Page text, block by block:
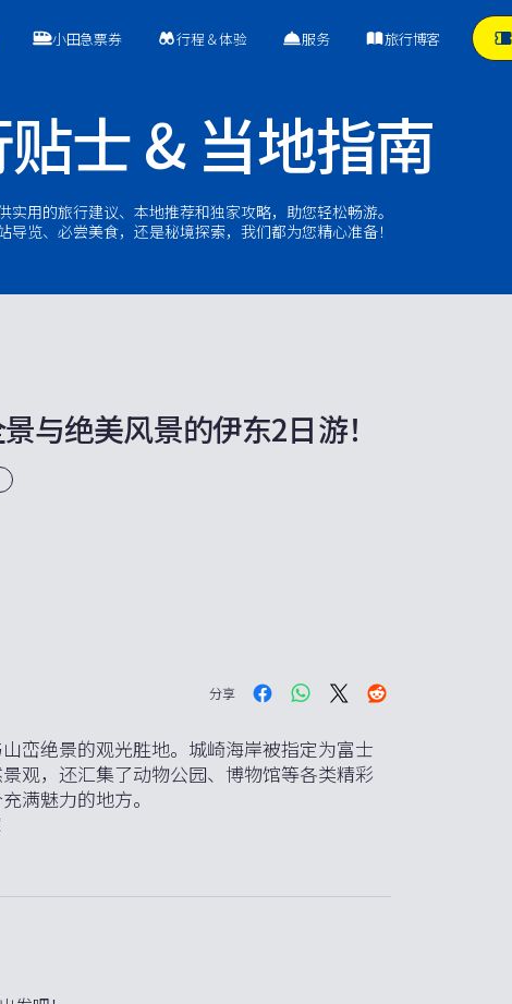
小田急票券 行程＆体验 服务 旅行博客
士 & 当地指南
实用的旅行建议、本地推荐和独家攻略，助您轻松畅游。
导览、必尝美食，还是秘境探索，我们都为您精心准备！
与绝美风景的伊东2日游！
分享
峦绝景的观光胜地。城崎海岸被指定为富士
观，还汇集了动物公园、博物馆等各类精彩
满魅力的地方。